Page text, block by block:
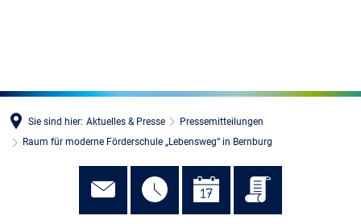
Sie sind hier: Aktuelles & Presse
Pressemitteilungen
Raum für moderne Förderschule „Lebensweg“ in Bernburg